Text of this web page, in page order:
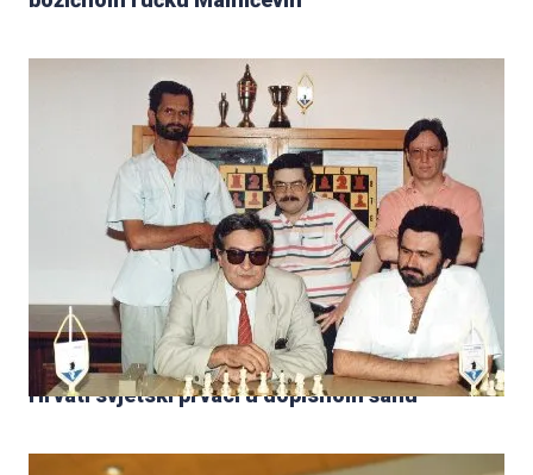
Hrvati svjetski prvaci u dopisnom šahu